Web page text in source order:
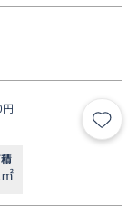
お気